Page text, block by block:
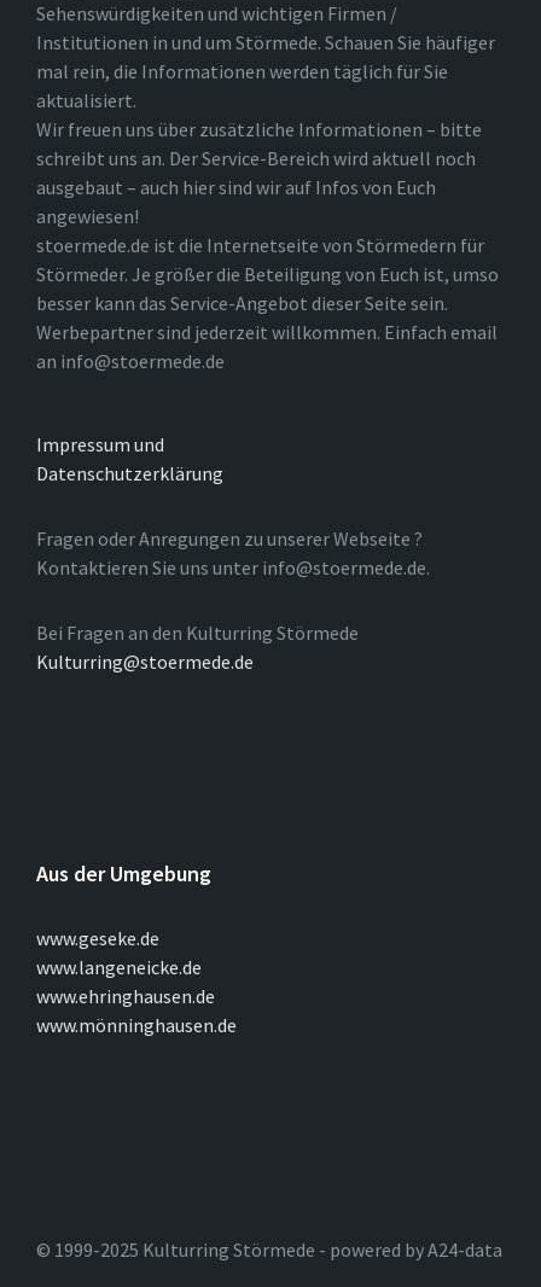
Sehenswürdigkeiten und wichtigen Firmen /
Institutionen in und um Störmede. Schauen Sie häufiger
mal rein, die Informationen werden täglich für Sie
aktualisiert.
Wir freuen uns über zusätzliche Informationen – bitte
schreibt uns an. Der Service-Bereich wird aktuell noch
ausgebaut – auch hier sind wir auf Infos von Euch
angewiesen!
stoermede.de ist die Internetseite von Störmedern für
Störmeder. Je größer die Beteiligung von Euch ist, umso
besser kann das Service-Angebot dieser Seite sein.
Werbepartner sind jederzeit willkommen. Einfach email
an info@stoermede.de
Impressum und
Datenschutzerklärung
Fragen oder Anregungen zu unserer Webseite ?
Kontaktieren Sie uns unter info@stoermede.de.
Bei Fragen an den Kulturring Störmede
Kulturring@stoermede.de
Aus der Umgebung
www.geseke.de
www.langeneicke.de
www.ehringhausen.de
www.mönninghausen.de
© 1999-2025 Kulturring Störmede - powered by A24-data